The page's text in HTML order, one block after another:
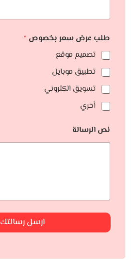
طلب عرض سعر بخصوص *
تصميم موقع
تطبيق موبايل
تسويق الكتروني
أخري
نص الرسالة
ارسل رسالتك